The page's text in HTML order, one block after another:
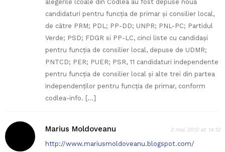
alegerile lcoale din Codlea au fost depuse nouă
candidaturi pentru funcţia de primar şi consilier local,
de către PRM; PDL; PP-DD; UNPR; PNL-PC; Partidul
Verde; PSD; FDGR si PP-LC, cinci liste cu candidași
pentru funcţia de consilier local, depuse de UDMR;
PNTCD; PER; PUER; PSR, 11 candidaturi independente
pentru funcţia de consilier local și alte trei din partea
independenţilor pentru funcţia de primar, conform
codlea-info. […]
Marius Moldoveanu 2 mai 2012 at 14:12
http://www.mariusmoldoveanu.blogspot.com/